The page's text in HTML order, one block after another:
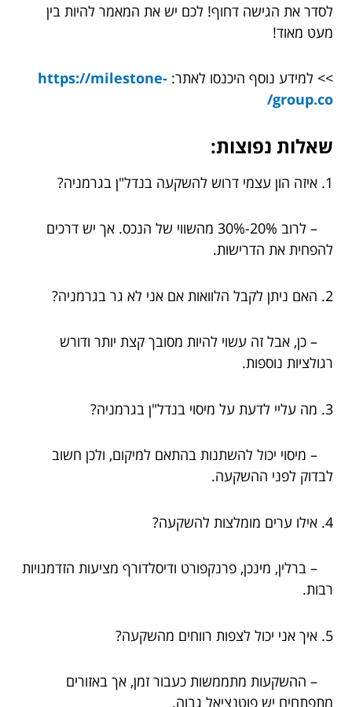
לסדר את הגישה דחוף! לכם יש את המאמר להיות בין
מעט מאוד!
>> למידע נוסף היכנסו לאתר: https://milestone-
group.co/
שאלות נפוצות:
1. איזה הון עצמי דרוש להשקעה בנדל"ן בגרמניה?
– לרוב 20%-30% מהשווי של הנכס. אך יש דרכים
להפחית את הדרישות.
2. האם ניתן לקבל הלוואות אם אני לא גר בגרמניה?
– כן, אבל זה עשוי להיות מסובך קצת יותר ודורש
רגולציות נוספות.
3. מה עליי לדעת על מיסוי בנדל"ן בגרמניה?
– מיסוי יכול להשתנות בהתאם למיקום, ולכן חשוב
לבדוק לפני ההשקעה.
4. אילו ערים מומלצות להשקעה?
– ברלין, מינכן, פרנקפורט ודיסלדורף מציעות הזדמנויות
רבות.
5. איך אני יכול לצפות רווחים מהשקעה?
– ההשקעות מתממשות כעבור זמן, אך באזורים
מתפתחים יש פוטנציאל גבוה.